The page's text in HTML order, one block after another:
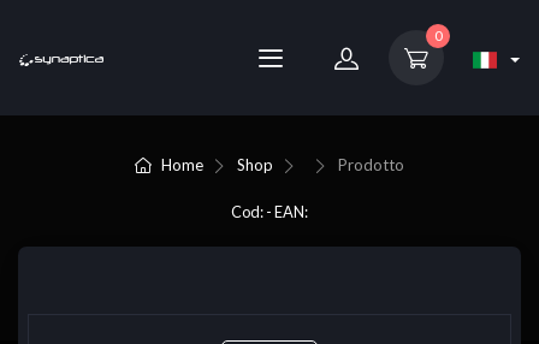
0
Home Shop Prodotto
Cod: - EAN: